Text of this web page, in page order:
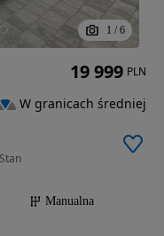
1 / 6
Manualna
19 999 PLN
W granicach średniej